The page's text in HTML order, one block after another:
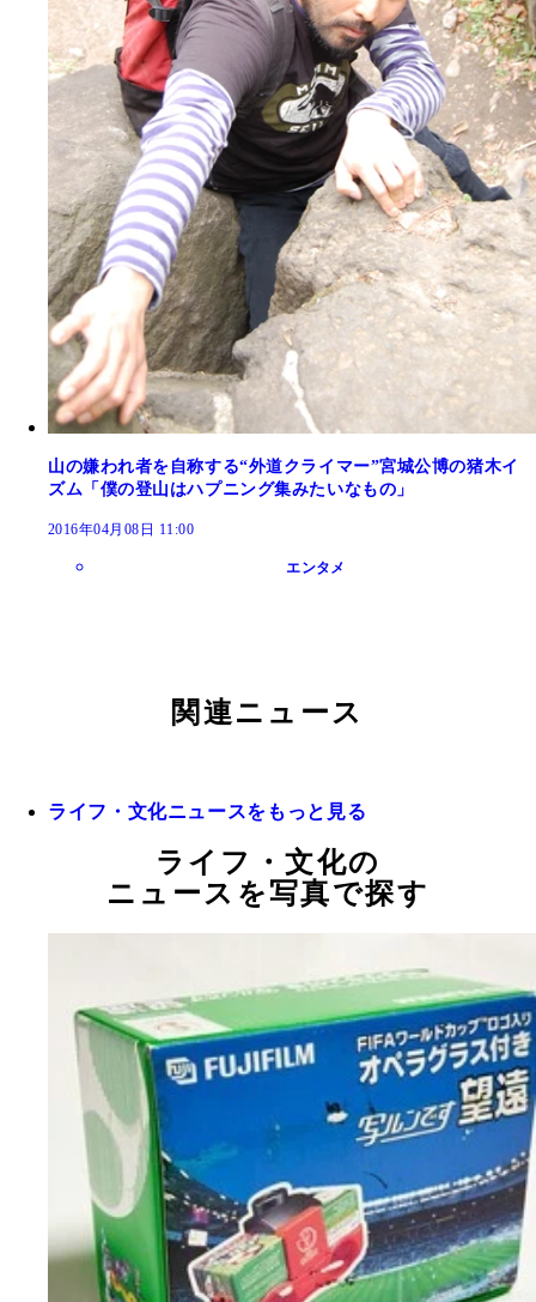
山の嫌われ者を自称する“外道クライマー”宮城公博の猪木イ
ズム「僕の登山はハプニング集みたいなもの」
2016年04月08日 11:00
エンタメ
関連ニュース
ライフ・文化ニュースをもっと見る
ライフ・文化の
ニュースを写真で探す